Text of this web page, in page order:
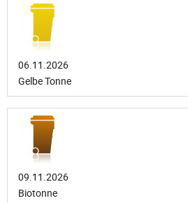
06.11.2026
Gelbe Tonne
09.11.2026
Biotonne